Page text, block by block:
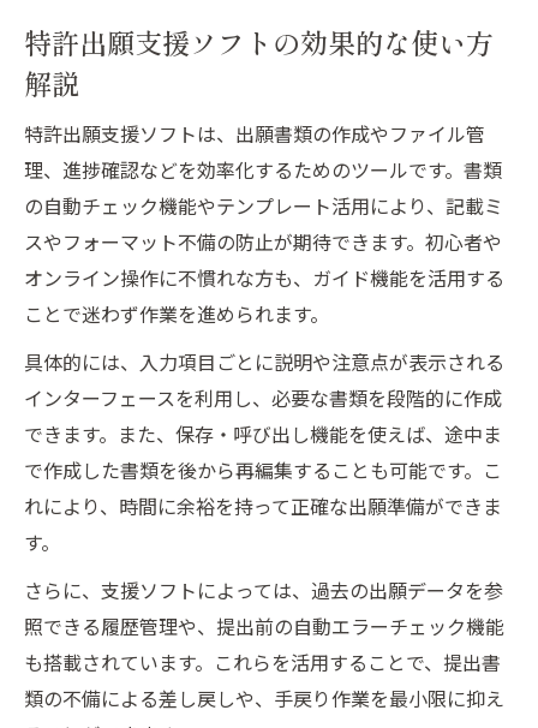
特許出願支援ソフトの効果的な使い方
解説
特許出願支援ソフトは、出願書類の作成やファイル管
理、進捗確認などを効率化するためのツールです。書類
の自動チェック機能やテンプレート活用により、記載ミ
スやフォーマット不備の防止が期待できます。初心者や
オンライン操作に不慣れな方も、ガイド機能を活用する
ことで迷わず作業を進められます。
具体的には、入力項目ごとに説明や注意点が表示される
インターフェースを利用し、必要な書類を段階的に作成
できます。また、保存・呼び出し機能を使えば、途中ま
で作成した書類を後から再編集することも可能です。こ
れにより、時間に余裕を持って正確な出願準備ができま
す。
さらに、支援ソフトによっては、過去の出願データを参
照できる履歴管理や、提出前の自動エラーチェック機能
も搭載されています。これらを活用することで、提出書
類の不備による差し戻しや、手戻り作業を最小限に抑え